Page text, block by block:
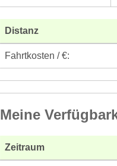
Distanz
Fahrtkosten / €:
Meine
Zeitraum